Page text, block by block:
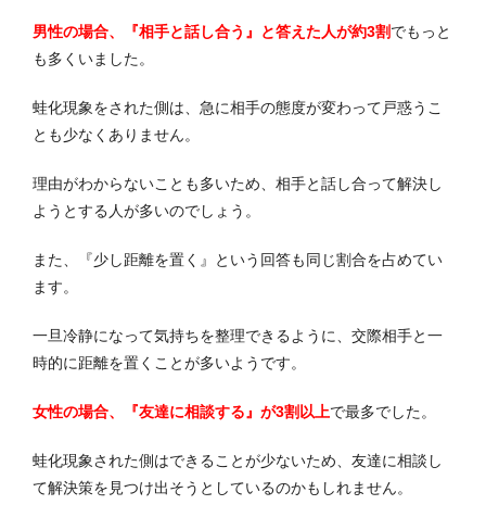
男性の場合、『相手と話し合う』と答えた人が約3割でもっと
も多くいました。
蛙化現象をされた側は、急に相手の態度が変わって戸惑うこ
とも少なくありません。
理由がわからないことも多いため、相手と話し合って解決し
ようとする人が多いのでしょう。
また、『少し距離を置く』という回答も同じ割合を占めてい
ます。
一旦冷静になって気持ちを整理できるように、交際相手と一
時的に距離を置くことが多いようです。
女性の場合、『友達に相談する』が3割以上で最多でした。
蛙化現象された側はできることが少ないため、友達に相談し
て解決策を見つけ出そうとしているのかもしれません。